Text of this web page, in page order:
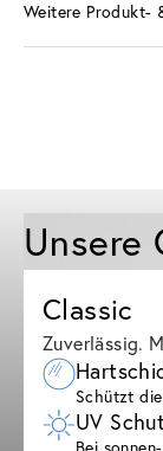
Weitere Produkt-
Unsere
Classic
Zuverlässig.
Schützt
UV